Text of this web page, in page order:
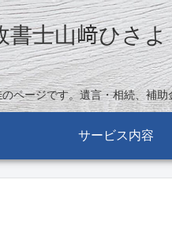
書士山﨑ひさ
ページです。遺言・相続、補
サービス内容